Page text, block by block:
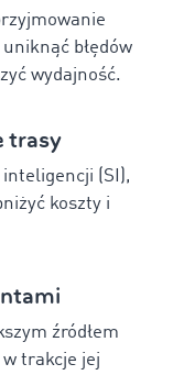
błędów
wydajność.
trasy
(SI),
koszty i
źródłem
w trakcje jej